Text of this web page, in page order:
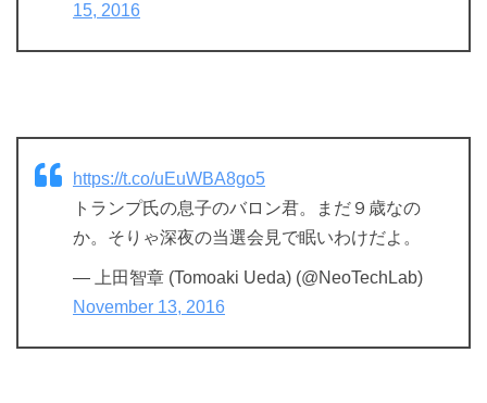
15, 2016
https://t.co/uEuWBA8go5
トランプ氏の息子のバロン君。まだ９歳なの
か。そりゃ深夜の当選会見で眠いわけだよ。
— 上田智章 (Tomoaki Ueda) (@NeoTechLab)
November 13, 2016